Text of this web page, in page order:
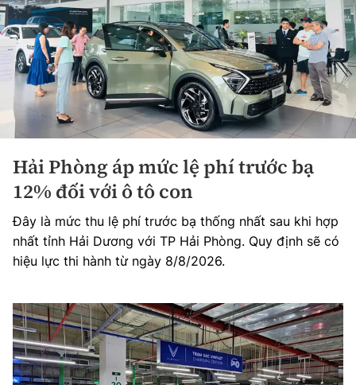
Hải Phòng áp mức lệ phí trước bạ
12% đối với ô tô con
Đây là mức thu lệ phí trước bạ thống nhất sau khi hợp
nhất tỉnh Hải Dương với TP Hải Phòng. Quy định sẽ có
hiệu lực thi hành từ ngày 8/8/2026.